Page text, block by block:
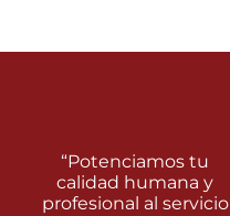
“Potenciamos tu
calidad humana y
profesional al servicio